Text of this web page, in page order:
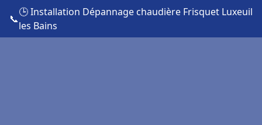
📞
🕒 Installation Dépannage chaudière Frisquet Luxeuil
les Bains